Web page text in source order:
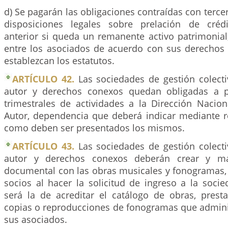
d) Se pagarán las obligaciones contraídas con
disposiciones legales sobre prelación de
anterior si queda un remanente activo
entre los asociados de acuerdo con sus
establezcan los estatutos.
ARTÍCULO 42. Las sociedades de gestión
autor y derechos conexos quedan obligadas a
trimestrales de actividades a la Dirección
Autor, dependencia que deberá indicar mediante
como deben ser presentados los mismos.
ARTÍCULO 43. Las sociedades de gestión
autor y derechos conexos deberán crear y
documental con las obras musicales y
socios al hacer la solicitud de ingreso a la
será la de acreditar el catálogo de obras,
copias o reproducciones de fonogramas que
sus asociados.